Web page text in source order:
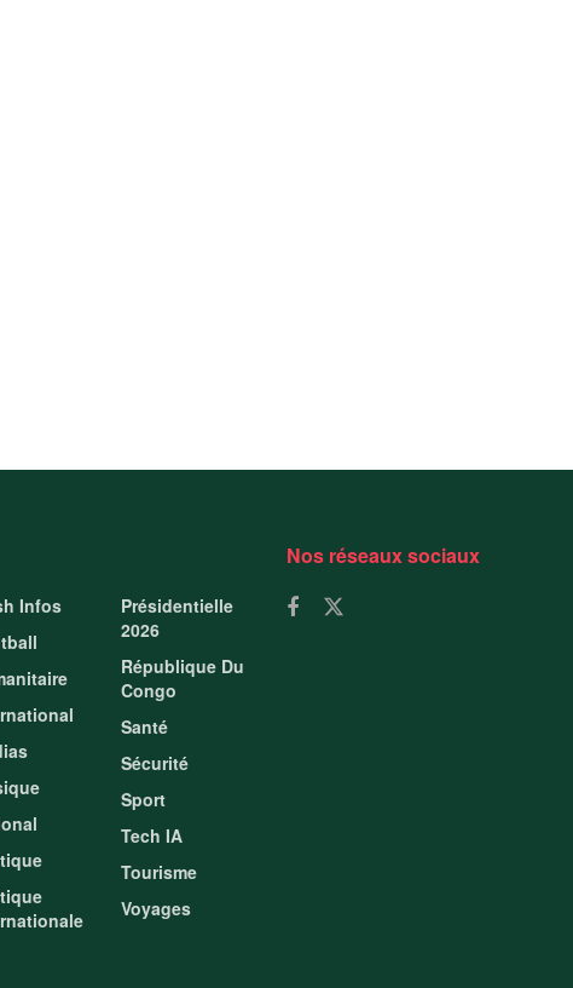
Infos
Présidentielle
2026
République Du
Congo
Santé
Sécurité
Sport
Tech IA
Tourisme
Voyages
Nos réseaux sociaux